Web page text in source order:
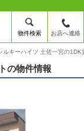
物件検索 お店へ連絡
ルキーハイツ 土佐一宮の1DK
の物件情報